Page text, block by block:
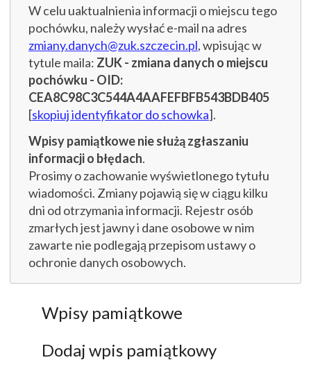
W celu uaktualnienia informacji o miejscu tego
pochówku, należy wysłać e-mail na adres
zmiany.danych@zuk.szczecin.pl, wpisując w
tytule maila: ZUK - zmiana danych o miejscu
pochówku - OID:
CEA8C98C3C544A4AAFEFBFB543BDB405
[skopiuj identyfikator do schowka].
Wpisy pamiątkowe nie służą zgłaszaniu
informacji o błędach.
Prosimy o zachowanie wyświetlonego tytułu
wiadomości. Zmiany pojawią się w ciągu kilku
dni od otrzymania informacji. Rejestr osób
zmarłych jest jawny i dane osobowe w nim
zawarte nie podlegają przepisom ustawy o
ochronie danych osobowych.
Wpisy pamiątkowe
Dodaj wpis pamiątkowy